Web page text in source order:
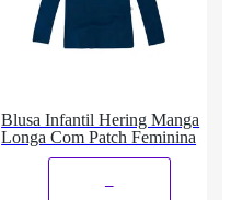
Blusa Infantil Hering Manga
Longa Com Patch Feminina